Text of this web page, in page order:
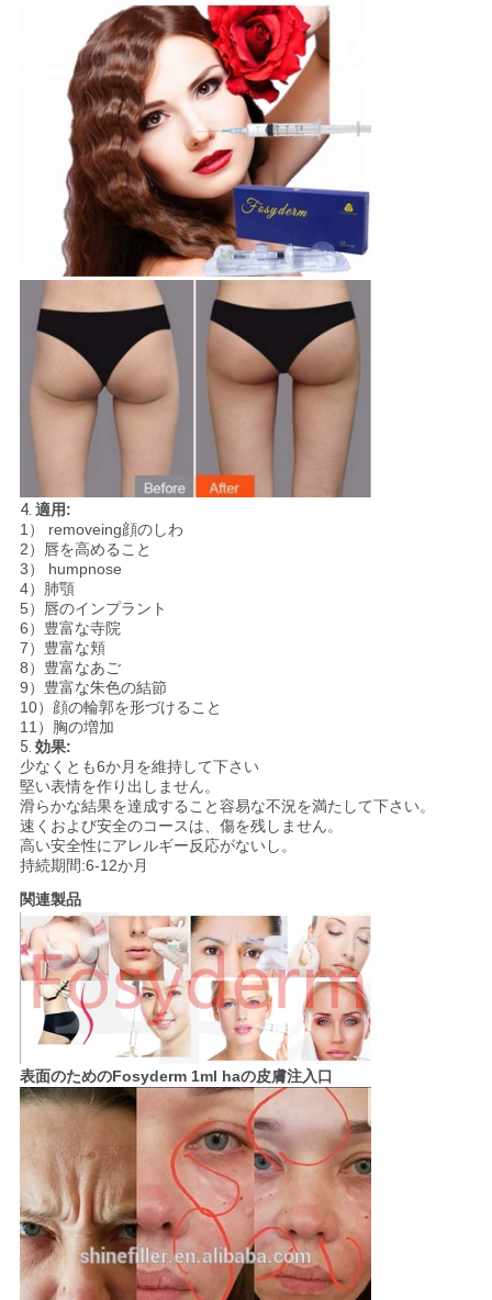
4. 適用:
1） removeing顔のしわ
2）唇を高めること
3） humpnose
4）肺顎
5）唇のインプラント
6）豊富な寺院
7）豊富な頬
8）豊富なあご
9）豊富な朱色の結節
10）顔の輪郭を形づけること
11）胸の増加
5. 効果:
少なくとも6か月を維持して下さい
堅い表情を作り出しません。
滑らかな結果を達成すること容易な不況を満たして下さい。
速くおよび安全のコースは、傷を残しません。
高い安全性にアレルギー反応がないし。
持続期間:6-12か月
関連製品
表面のためのFosyderm 1ml haの皮膚注入口